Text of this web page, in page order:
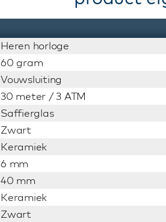
Heren horloge
60 gram
Vouwsluiting
30 meter / 3 ATM
Saffierglas
Zwart
Keramiek
6 mm
40 mm
Keramiek
Zwart